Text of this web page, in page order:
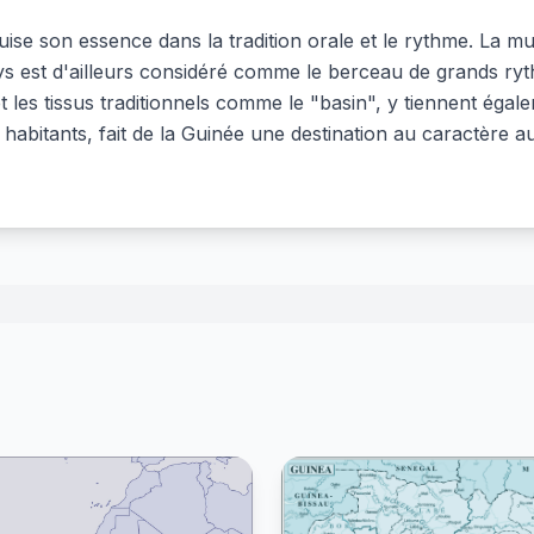
son essence dans la tradition orale et le rythme. La
est d'ailleurs considéré comme le berceau de grands
tissus traditionnels comme le "basin", y tiennent
fait de la Guinée une destination au caractère